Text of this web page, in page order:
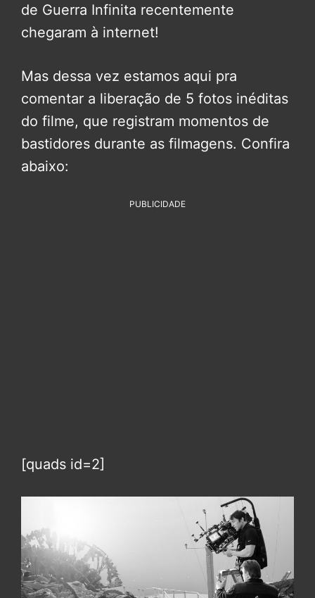
de Guerra Infinita recentemente
chegaram à internet!
Mas dessa vez estamos aqui pra
comentar a liberação de 5 fotos inéditas
do filme, que registram momentos de
bastidores durante as filmagens. Confira
abaixo:
PUBLICIDADE
[quads id=2]